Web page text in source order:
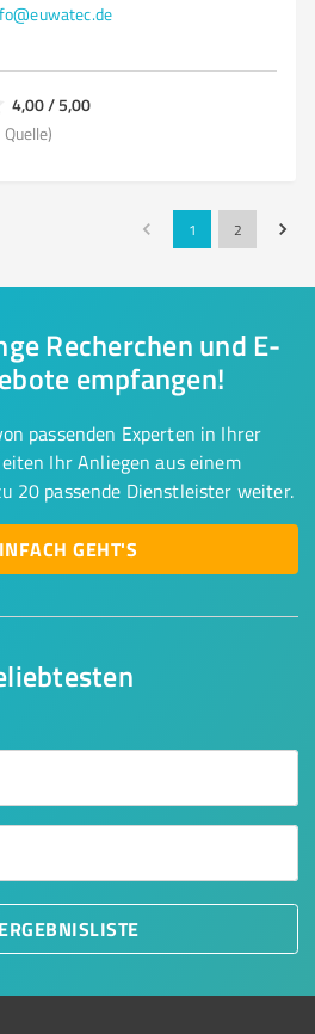
4,00 / 5,00
Quelle)
1 2
Recherchen und E-
empfangen!
passenden Experten in Ihrer
Ihr Anliegen aus einem
20 passende Dienstleister weiter.
GEHT'S